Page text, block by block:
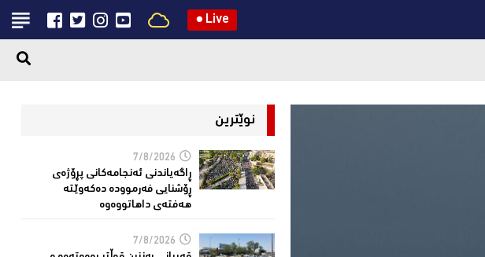
● Live
نوێترین
7/8/2026
ڕاگەیاندنی ئەنجامەكانی پڕۆژەی
ڕۆشنایی فەرموودە دەکەوێتە
هەفتەی داهاتووەوە
7/8/2026